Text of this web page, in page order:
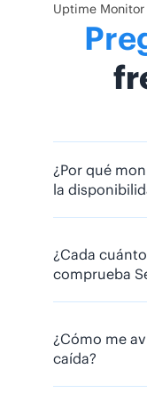
Uptime Monitor
¿Por qué
la
Mantener tu
como
que tanto te
¿Cada
comprueba
Puedes
monitoreo
60 minutos.
¿Cómo me
caída?